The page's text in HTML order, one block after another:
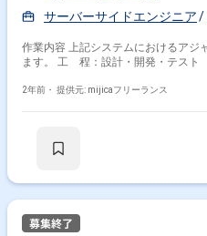
サーバーサイドエンジニア
作業内容 上記システムにおけるアジャイル、スクラム開発を担当いただき
ます。 工 程：設計・開発・テスト
2年前・ 提供元: mijicaフリーランス